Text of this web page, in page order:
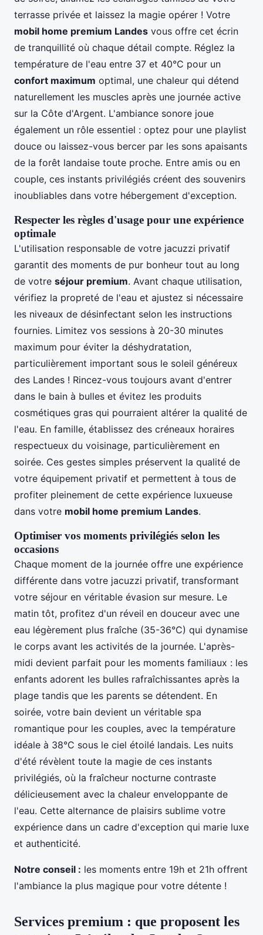
terrasse privée et laissez la magie opérer ! Votre
mobil home premium Landes vous offre cet écrin
de tranquillité où chaque détail compte. Réglez la
température de l'eau entre 37 et 40°C pour un
confort maximum optimal, une chaleur qui détend
naturellement les muscles après une journée active
sur la Côte d'Argent. L'ambiance sonore joue
également un rôle essentiel : optez pour une playlist
douce ou laissez-vous bercer par les sons apaisants
de la forêt landaise toute proche. Entre amis ou en
couple, ces instants privilégiés créent des souvenirs
inoubliables dans votre hébergement d'exception.
Respecter les règles d'usage pour une expérience
optimale
L'utilisation responsable de votre jacuzzi privatif
garantit des moments de pur bonheur tout au long
de votre séjour premium. Avant chaque utilisation,
vérifiez la propreté de l'eau et ajustez si nécessaire
les niveaux de désinfectant selon les instructions
fournies. Limitez vos sessions à 20-30 minutes
maximum pour éviter la déshydratation,
particulièrement important sous le soleil généreux
des Landes ! Rincez-vous toujours avant d'entrer
dans le bain à bulles et évitez les produits
cosmétiques gras qui pourraient altérer la qualité de
l'eau. En famille, établissez des créneaux horaires
respectueux du voisinage, particulièrement en
soirée. Ces gestes simples préservent la qualité de
votre équipement privatif et permettent à tous de
profiter pleinement de cette expérience luxueuse
dans votre mobil home premium Landes.
Optimiser vos moments privilégiés selon les
occasions
Chaque moment de la journée offre une expérience
différente dans votre jacuzzi privatif, transformant
votre séjour en véritable évasion sur mesure. Le
matin tôt, profitez d'un réveil en douceur avec une
eau légèrement plus fraîche (35-36°C) qui dynamise
le corps avant les activités de la journée. L'après-
midi devient parfait pour les moments familiaux : les
enfants adorent les bulles rafraîchissantes après la
plage tandis que les parents se détendent. En
soirée, votre bain devient un véritable spa
romantique pour les couples, avec la température
idéale à 38°C sous le ciel étoilé landais. Les nuits
d'été révèlent toute la magie de ces instants
privilégiés, où la fraîcheur nocturne contraste
délicieusement avec la chaleur enveloppante de
l'eau. Cette alternance de plaisirs sublime votre
expérience dans un cadre d'exception qui marie luxe
et authenticité.
Notre conseil : les moments entre 19h et 21h offrent
l'ambiance la plus magique pour votre détente !
Services premium : que proposent les